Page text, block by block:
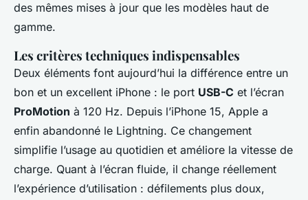
des mêmes mises à jour que les modèles haut de
gamme.
Les critères techniques indispensables
Deux éléments font aujourd’hui la différence entre un
bon et un excellent iPhone : le port USB-C et l’écran
ProMotion à 120 Hz. Depuis l’iPhone 15, Apple a
enfin abandonné le Lightning. Ce changement
simplifie l’usage au quotidien et améliore la vitesse de
charge. Quant à l’écran fluide, il change réellement
l’expérience d’utilisation : défilements plus doux,